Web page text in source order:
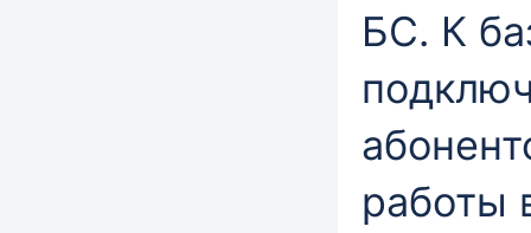
БС. К
работы